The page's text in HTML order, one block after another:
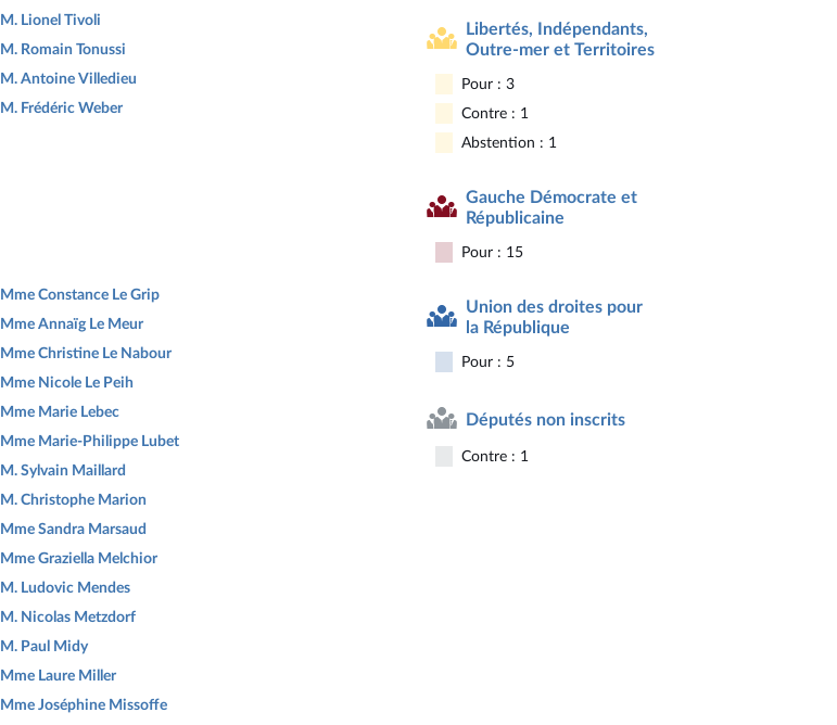
M. Lionel Tivoli
M. Romain Tonussi
M. Antoine Villedieu
M. Frédéric Weber
Mme Constance Le Grip
Mme Annaïg Le Meur
Mme Christine Le Nabour
Mme Nicole Le Peih
Mme Marie Lebec
Mme Marie-Philippe Lubet
M. Sylvain Maillard
M. Christophe Marion
Mme Sandra Marsaud
Mme Graziella Melchior
M. Ludovic Mendes
M. Nicolas Metzdorf
M. Paul Midy
Mme Laure Miller
Mme Joséphine Missoffe
Libertés, Indépendants,
Outre-mer et Territoires
Pour : 3
Contre : 1
Abstention : 1
Gauche Démocrate et
Républicaine
Pour : 15
Union des droites pour
la République
Pour : 5
Députés non inscrits
Contre : 1